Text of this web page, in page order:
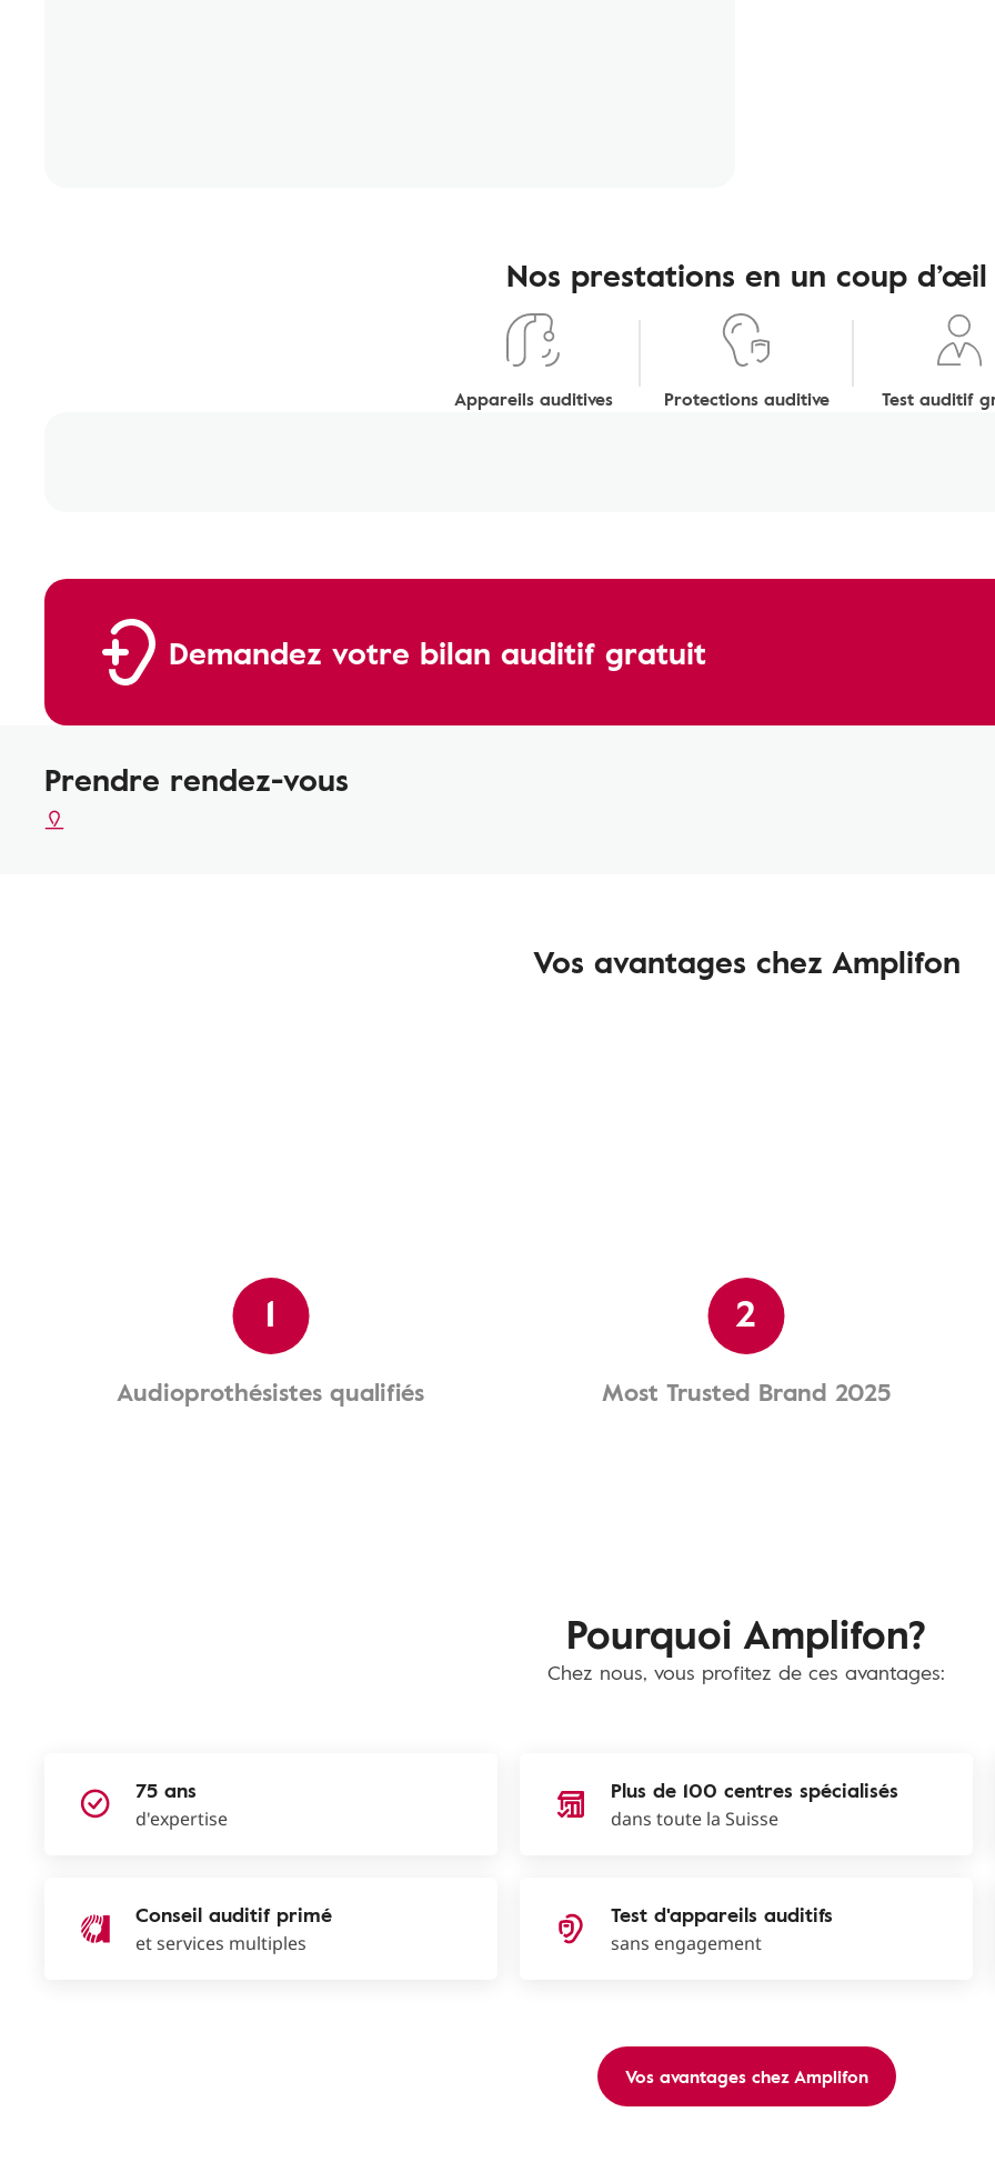
Nos prestations en un coup d’œil
Appareils auditives Protections auditive Test auditif
Demandez votre bilan auditif gratuit
Prendre rendez-vous
Vos avantages chez Amplifon
1
Audioprothésistes qualifiés
2
Most Trusted Brand 2025
Pourquoi Amplifon?
Chez nous, vous profitez de ces avantages:
75 ans
d'expertise
Plus de 100 centres spécialisés
dans toute la Suisse
Conseil auditif primé
et services multiples
Test d'appareils auditifs
sans engagement
Vos avantages chez Amplifon